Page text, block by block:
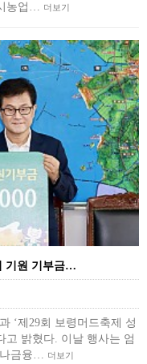
농업… 더보기
기원 기부금…
‘제29회 보령머드축제 성
고 밝혔다. 이날 행사는 엄
나금융… 더보기